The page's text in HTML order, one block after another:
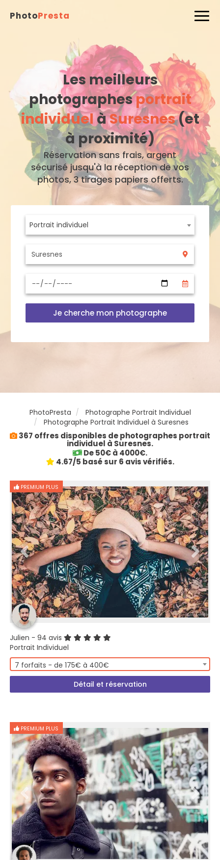
PhotoPresta
Les meilleurs
photographesportrait
individuelàSuresnes(et
à proximité)
Réservation sans frais, argent
sécurisé jusqu'à la réception de vos
photos, 3 tirages papiers offerts.
Portrait individuel
Je cherche mon photographe
PhotoPresta
Photographe Portrait Individuel
Photographe Portrait Individuel à Suresnes
367 offres disponibles de photographes portrait
individuel à Suresnes.
De 50€ à 4000€.
4.67/5 basé sur 6 avis vérifiés.
PREMIUM PLUS
Julien - 94 avis
Portrait Individuel
7 forfaits - de 175€ à 400€
Détail et réservation
PREMIUM PLUS